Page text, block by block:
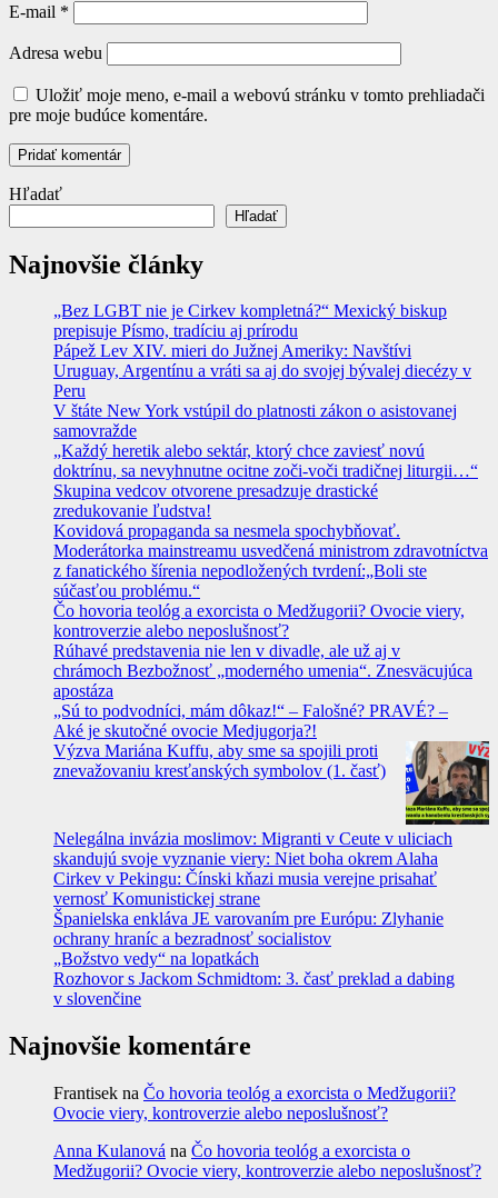
E-mail *
Adresa webu
Uložiť moje meno, e-mail a webovú stránku v tomto prehliadači
pre moje budúce komentáre.
Hľadať
Hľadať
Najnovšie články
„Bez LGBT nie je Cirkev kompletná?“ Mexický biskup
prepisuje Písmo, tradíciu aj prírodu
Pápež Lev XIV. mieri do Južnej Ameriky: Navštívi
Uruguay, Argentínu a vráti sa aj do svojej bývalej diecézy v
Peru
V štáte New York vstúpil do platnosti zákon o asistovanej
samovražde
„Každý heretik alebo sektár, ktorý chce zaviesť novú
doktrínu, sa nevyhnutne ocitne zoči-voči tradičnej liturgii…“
Skupina vedcov otvorene presadzuje drastické
zredukovanie ľudstva!
Kovidová propaganda sa nesmela spochybňovať.
Moderátorka mainstreamu usvedčená ministrom zdravotníctva
z fanatického šírenia nepodložených tvrdení:„Boli ste
súčasťou problému.“
Čo hovoria teológ a exorcista o Medžugorii? Ovocie viery,
kontroverzie alebo neposlušnosť?
Rúhavé predstavenia nie len v divadle, ale už aj v
chrámoch Bezbožnosť „moderného umenia“. Znesväcujúca
apostáza
„Sú to podvodníci, mám dôkaz!“ – Falošné? PRAVÉ? –
Aké je skutočné ovocie Medjugorja?!
Výzva Mariána Kuffu, aby sme sa spojili proti
znevažovaniu kresťanských symbolov (1. časť)
Nelegálna invázia moslimov: Migranti v Ceute v uliciach
skandujú svoje vyznanie viery: Niet boha okrem Alaha
Cirkev v Pekingu: Čínski kňazi musia verejne prisahať
vernosť Komunistickej strane
Španielska enkláva JE varovaním pre Európu: Zlyhanie
ochrany hraníc a bezradnosť socialistov
„Božstvo vedy“ na lopatkách
Rozhovor s Jackom Schmidtom: 3. časť preklad a dabing
v slovenčine
Najnovšie komentáre
Frantisek na Čo hovoria teológ a exorcista o Medžugorii?
Ovocie viery, kontroverzie alebo neposlušnosť?
Anna Kulanová na Čo hovoria teológ a exorcista o
Medžugorii? Ovocie viery, kontroverzie alebo neposlušnosť?